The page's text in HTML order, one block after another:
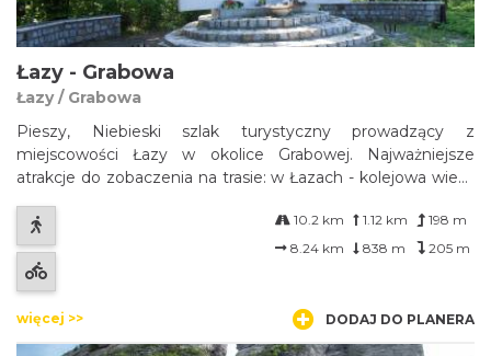
Łazy - Grabowa
Łazy / Grabowa
Pieszy, Niebieski szlak turystyczny prowadzący z
miejscowości Łazy w okolice Grabowej. Najważniejsze
atrakcje do zobaczenia na trasie: w Łazach - kolejowa wieża
szlak kończy się przy pomniku upamiętniającym bitwę
oddziału partyzanckiego odby...
10.2 km 1.12 km
198 m
8.24 km
838 m 205 m
więcej >> DODAJ DO PLANERA